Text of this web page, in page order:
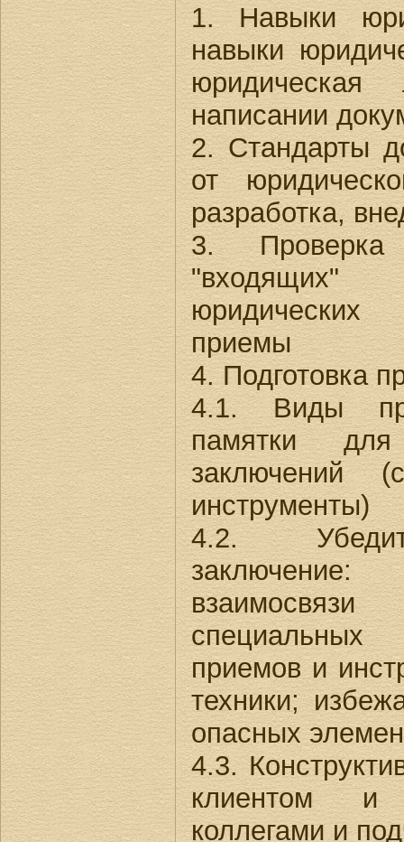
1. Навыки
навыки
написании
2. Стандарты
от
разработка,
3. Проверка
приемы
4. Подготовка
4.1. Виды
памятки
заключений
инструменты)
4.2.
заключение:
приемов и
техники;
опасных
4.3.
клиентом и
коллегами и